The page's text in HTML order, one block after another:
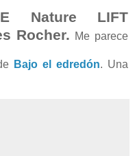
Nature LIFT
Rocher. Me parece
Bajo el edredón. Una